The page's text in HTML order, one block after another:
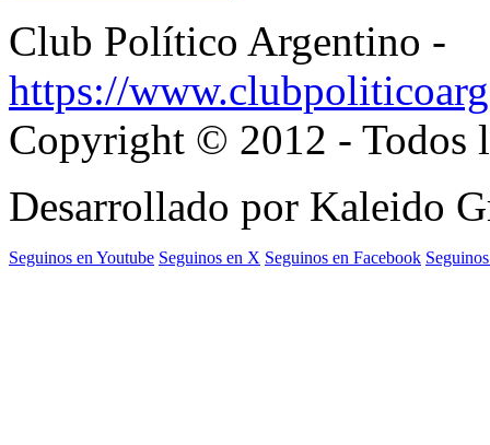
Club Político Argentino -
https://
Copyright © 2012 - Todos
Desarrollado por Kaleido
Seguinos en Youtube Seguinos en X Seguinos en Facebook